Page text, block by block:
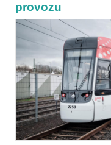
provozu